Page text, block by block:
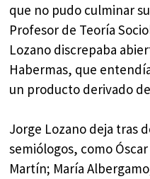
que no pudo culminar
Profesor de Teoría
Lozano discrepaba
Habermas, que
un producto derivado
Jorge Lozano deja tras
semiólogos, como
Martín; María